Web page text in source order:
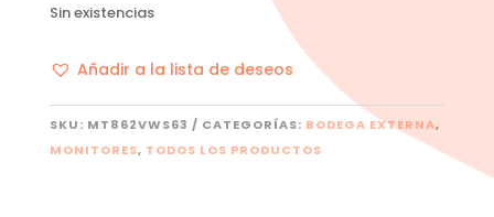
Sin existencias
Añadir a la lista de deseos
SKU: MT862VWS63 CATEGORÍAS: BODEGA EXTERNA,
MONITORES, TODOS LOS PRODUCTOS